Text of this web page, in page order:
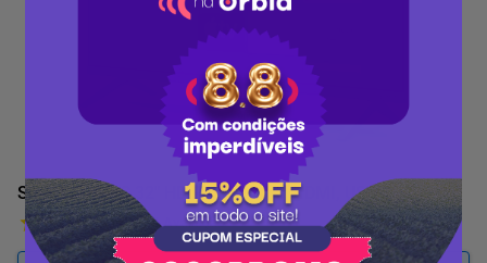
Smart TV AOC 32" HD Roku - Wi-Fi, HDMI, USB
1 Avaliação